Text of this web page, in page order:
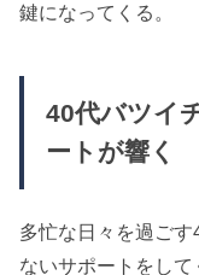
鍵になってくる。
40代バツイ
ートが響く
多忙な日々を過ご
ないサポートをして